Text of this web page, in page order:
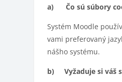
a) Čo sú súbory
Systém Moodle
vami preferovaný
nášho systému.
b) Vyžaduje si váš